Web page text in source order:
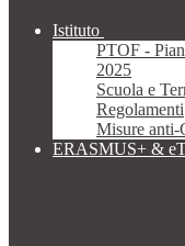
Istituto
PTOF -
2025
Scuola e
Regolamenti
Misure
ERASMUS+ &